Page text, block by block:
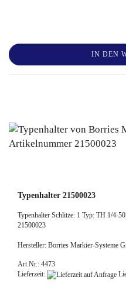
IN DEN
Typenhalter 21500023
Typenhalter Schlitze: 1 Typ: TH 1/4-
21500023
Hersteller: Borries Markier-Systeme
Art.Nr.: 4473
Lieferzeit: